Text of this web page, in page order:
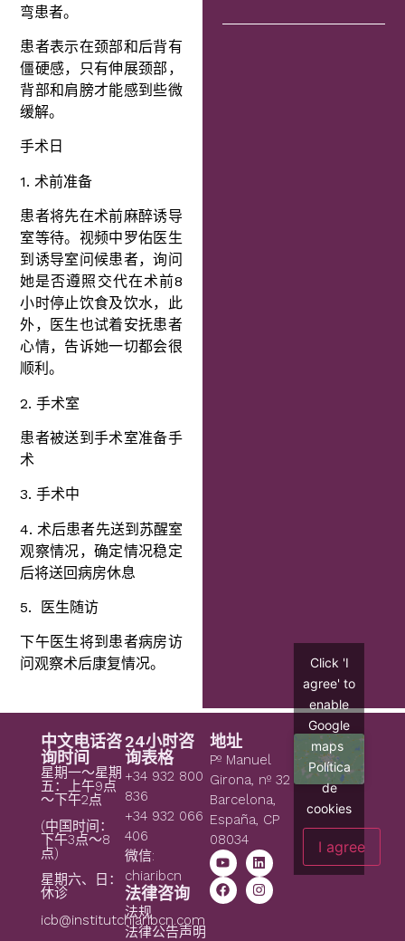
弯患者。
患者表示在颈部和后背有
僵硬感，只有伸展颈部，
背部和肩膀才能感到些微
缓解。
手术日
1. 术前准备
患者将先在术前麻醉诱导
室等待。视频中罗佑医生
到诱导室问候患者，询问
她是否遵照交代在术前8
小时停止饮食及饮水，此
外，医生也试着安抚患者
心情，告诉她一切都会很
顺利。
2. 手术室
患者被送到手术室准备手
术
3. 手术中
4. 术后患者先送到苏醒室
观察情况，确定情况稳定
后将送回病房休息
5. 医生随访
下午医生将到患者病房访
问观察术后康复情况。
中文电话咨
询时间
星期一～星期
五：上午9点
～下午2点
(中国时间：
下午3点～8
点)
星期六、日：
休诊
icb@institutchiaribcn.com
24小时咨
询表格
+34 932 800
836
+34 932 066
406
微信:
chiaribcn
法律咨询
法规
法律公告声明
地址
Pº Manuel
Girona, nº 32
Barcelona,
España, CP
08034
Click 'I
agree' to
enable
Google
maps
Política
de
cookies
I agree